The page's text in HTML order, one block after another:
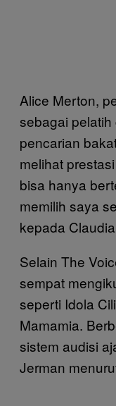
Alice Merton,
sebagai
pencarian
melihat
bisa hanya
memilih saya
kepada
Selain The
sempat
seperti Idola
Mamamia.
sistem audisi
Jerman